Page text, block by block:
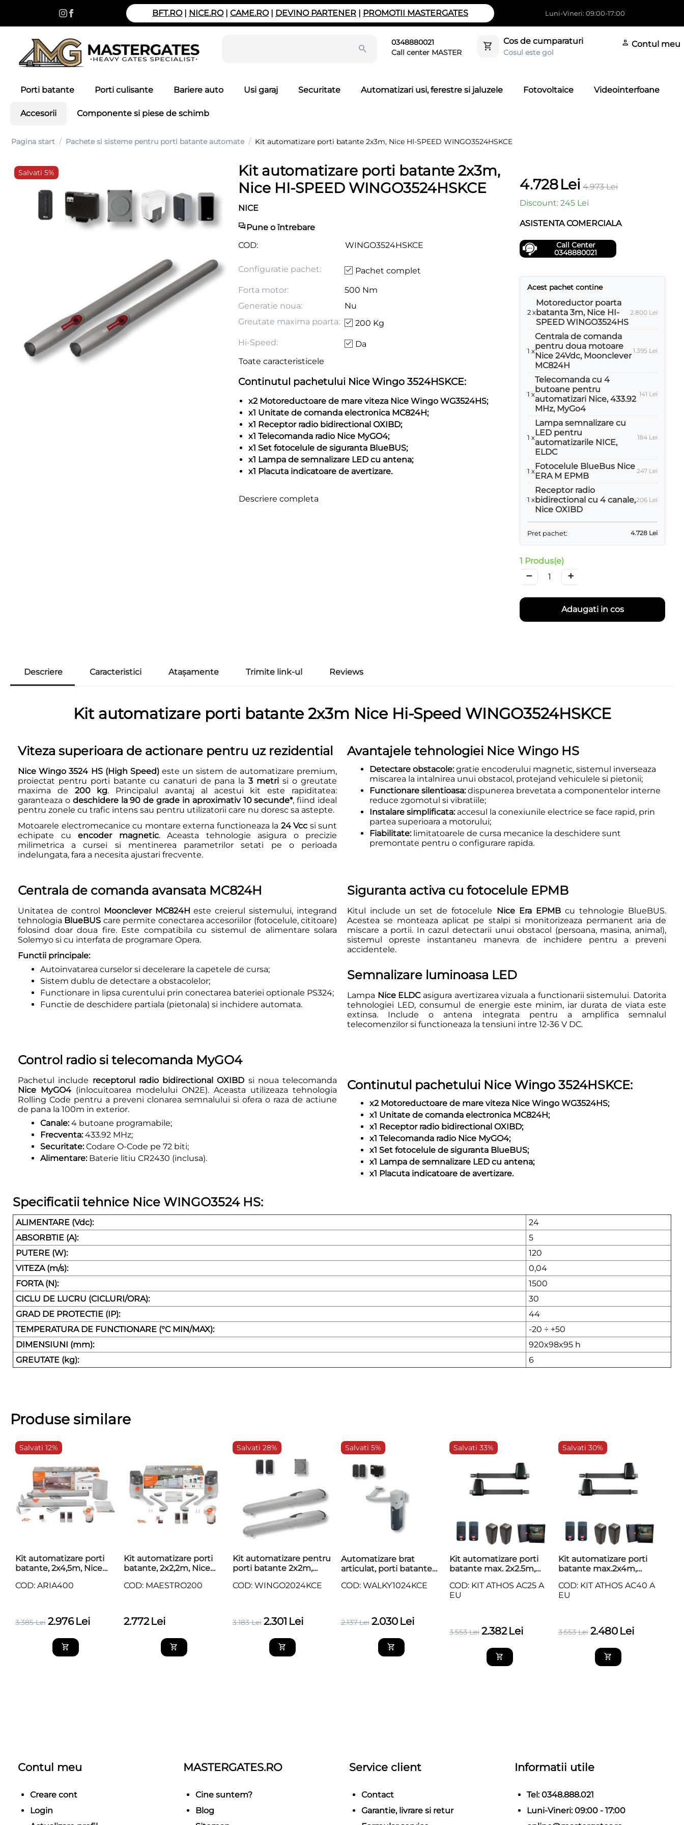
BFT.RO| NICE.RO| CAME.RO| DEVINO PARTENER | PROMOTII MASTERGATES Luni-Vineri: 09:00-17:00
0348880021
Call center MASTER
Cos de cumparaturi
Cosul este gol
Contul meu
Porti batante Porti culisante Bariere auto Usi garaj Securitate Automatizari usi, ferestre si jaluzele Fotovoltaice Videointerfoane
Accesorii Componente si piese de schimb
Pagina start / Pachete si sisteme pentru porti batante automate / Kit automatizare porti batante 2x3m, Nice HI-SPEED WINGO3524HSKCE
Salvati 5%
Kit automatizare porti batante 2x3m,
Nice HI-SPEED WINGO3524HSKCE
NICE
Pune o întrebare
COD:
WINGO3524HSKCE
Configuratie pachet:
Pachet complet
Forta motor:
500 Nm
Generatie noua:
Nu
Greutate maxima poarta:
200 Kg
Hi-Speed:
Da
Toate caracteristicele
Continutul pachetului Nice Wingo 3524HSKCE:
x2 Motoreductoare de mare viteza Nice Wingo WG3524HS;
x1 Unitate de comanda electronica MC824H;
x1 Receptor radio bidirectional OXIBD;
x1 Telecomanda radio Nice MyGO4;
x1 Set fotocelule de siguranta BlueBUS;
x1 Lampa de semnalizare LED cu antena;
x1 Placuta indicatoare de avertizare.
Descriere completa
4.728Lei 4.973 Lei
Discount: 245 Lei
ASISTENTA COMERCIALA
Call Center
0348880021
Acest pachet contine
2 x
Motoreductor poarta
batanta 3m, Nice HI-
SPEED WINGO3524HS
2.800 Lei
1 x
Centrala de comanda
pentru doua motoare
Nice 24Vdc, Moonclever
MC824H
1.395 Lei
1 x
Telecomanda cu 4
butoane pentru
automatizari Nice, 433.92
MHz, MyGo4
141 Lei
1 x
Lampa semnalizare cu
LED pentru
automatizarile NICE,
ELDC
184 Lei
1 xFotocelule BlueBus Nice
ERA M EPMB
247 Lei
1 x
Receptor radio
bidirectional cu 4 canale,
Nice OXIBD
206 Lei
Pret pachet: 4.728 Lei
1 Produs(e)
+
−
Adaugati in cos
Descriere Caracteristici Atașamente Trimite link-ul Reviews
Kit automatizare porti batante 2x3m Nice Hi-Speed WINGO3524HSKCE
Viteza superioara de actionare pentru uz rezidential
Nice Wingo 3524 HS (High Speed)este un sistem de automatizare premium,
proiectat pentru porti batante cu canaturi de pana la3 metri si o greutate
maxima de 200 kg. Principalul avantaj al acestui kit este rapiditatea:
garanteaza o deschidere la 90 de grade in aproximativ 10 secunde*, fiind ideal
pentru zonele cu trafic intens sau pentru utilizatorii care nu doresc sa astepte.
Motoarele electromecanice cu montare externa functioneaza la 24 Vcc si sunt
echipate cu encoder magnetic. Aceasta tehnologie asigura o precizie
milimetrica a cursei si mentinerea parametrilor setati pe o perioada
indelungata, fara a necesita ajustari frecvente.
Avantajele tehnologiei Nice Wingo HS
Detectare obstacole:gratie encoderului magnetic, sistemul inverseaza
miscarea la intalnirea unui obstacol, protejand vehiculele si pietonii;
Functionare silentioasa:dispunerea brevetata a componentelor interne
reduce zgomotul si vibratiile;
Instalare simplificata:accesul la conexiunile electrice se face rapid, prin
partea superioara a motorului;
Fiabilitate:limitatoarele de cursa mecanice la deschidere sunt
premontate pentru o configurare rapida.
Centrala de comanda avansata MC824H
Unitatea de control Moonclever MC824H este creierul sistemului, integrand
tehnologia BlueBUS care permite conectarea accesoriilor (fotocelule, cititoare)
folosind doar doua fire. Este compatibila cu sistemul de alimentare solara
Solemyo si cu interfata de programare Opera.
Functii principale:
Autoinvatarea curselor si decelerare la capetele de cursa;
Sistem dublu de detectare a obstacolelor;
Functionare in lipsa curentului prin conectarea bateriei optionale PS324;
Functie de deschidere partiala (pietonala) si inchidere automata.
Siguranta activa cu fotocelule EPMB
Kitul include un set de fotocelule Nice Era EPMBcu tehnologie BlueBUS.
Acestea se monteaza aplicat pe stalpi si monitorizeaza permanent aria de
miscare a portii. In cazul detectarii unui obstacol (persoana, masina, animal),
sistemul opreste instantaneu manevra de inchidere pentru a preveni
accidentele.
Semnalizare luminoasa LED
Lampa Nice ELDCasigura avertizarea vizuala a functionarii sistemului. Datorita
tehnologiei LED, consumul de energie este minim, iar durata de viata este
extinsa. Include o antena integrata pentru a amplifica semnalul
telecomenzilor si functioneaza la tensiuni intre 12-36 V DC.
Control radio si telecomanda MyGO4
Pachetul include receptorul radio bidirectional OXIBD si noua telecomanda
Nice MyGO4(inlocuitoarea modelului ON2E). Aceasta utilizeaza tehnologia
Rolling Code pentru a preveni clonarea semnalului si ofera o raza de actiune
de pana la 100m in exterior.
Canale:4 butoane programabile;
Frecventa:433.92 MHz;
Securitate:Codare O-Code pe 72 biti;
Alimentare:Baterie litiu CR2430 (inclusa).
Continutul pachetului Nice Wingo 3524HSKCE:
x2 Motoreductoare de mare viteza Nice Wingo WG3524HS;
x1 Unitate de comanda electronica MC824H;
x1 Receptor radio bidirectional OXIBD;
x1 Telecomanda radio Nice MyGO4;
x1 Set fotocelule de siguranta BlueBUS;
x1 Lampa de semnalizare LED cu antena;
x1 Placuta indicatoare de avertizare.
Specificatii tehnice Nice WINGO3524 HS:
ALIMENTARE (Vdc):
24
ABSORBTIE (A):
5
PUTERE (W):
120
VITEZA (m/s):
0,04
FORTA (N):
1500
CICLU DE LUCRU (CICLURI/ORA):
30
GRAD DE PROTECTIE (IP):
44
TEMPERATURA DE FUNCTIONARE (°C MIN/MAX):
-20 ÷ +50
DIMENSIUNI (mm):
920x98x95 h
GREUTATE (kg):
6
Produse similare
Salvati 12%
Kit automatizare porti
batante, 2x4,5m, Nice
COD: ARIA400
3.385 Lei 2.976 Lei
Kit automatizare porti
batante, 2x2,2m, Nice
COD: MAESTRO200
2.772Lei
Salvati 28%
Kit automatizare pentru
porti batante 2x2m,
COD: WINGO2024KCE
3.183 Lei 2.301 Lei
Salvati 5%
Automatizare brat
articulat, porti batante
WALKY1024KCE
COD: WALKY1024KCE
2.137 Lei 2.030 Lei
Salvati 33%
Kit automatizare porti
batante max. 2x2.5m,
COD: KIT ATHOS AC25 A
EU
3.553 Lei 2.382Lei
Salvati 30%
Kit automatizare porti
batante max.2x4m,
COD: KIT ATHOS AC40 A
EU
3.553 Lei 2.480 Lei
Contul meu
Creare cont
Login
MASTERGATES.RO
Cine suntem?
Blog
Service client
Contact
Garantie, livrare si retur
Informatii utile
Tel: 0348.888.021
Luni-Vineri: 09:00 - 17:00